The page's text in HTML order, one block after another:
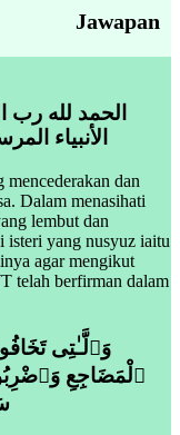
Jawapan
الحمد لله رب
الأنبياء
dan
Dalam menasihati
lembut dan
isteri yang nusyuz iaitu
agar mengikut
telah berfirman dalam
وَٱلَّـٰتِى
ٱلْمَضَاجِعِ